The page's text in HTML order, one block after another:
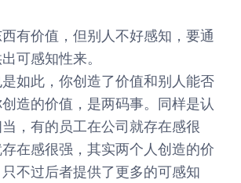
价值，但别人不好感知，要通
可感知性来。
此，你创造了价值和别人能否
造的价值，是两码事。同样是认
，有的员工在公司就存在感很
在感很强，其实两个人创造的价
不过后者提供了更多的可感知